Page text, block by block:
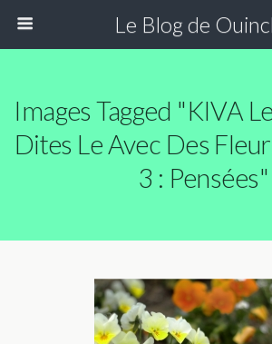
Le Blog de
Images Tagged "KIVA
Dites Le Avec Des
3 : Pensées"